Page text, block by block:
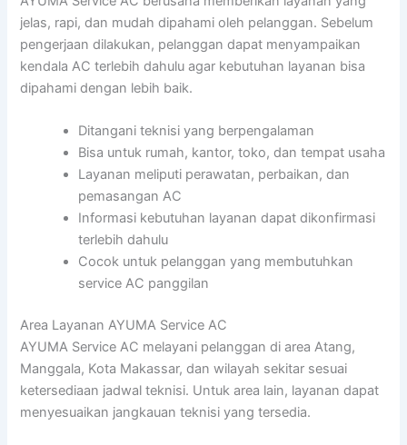
jelas, rapi, dan mudah dipahami oleh pelanggan. Sebelum
pengerjaan dilakukan, pelanggan dapat menyampaikan
kendala AC terlebih dahulu agar kebutuhan layanan bisa
dipahami dengan lebih baik.
Ditangani teknisi yang berpengalaman
Bisa untuk rumah, kantor, toko, dan tempat usaha
Layanan meliputi perawatan, perbaikan, dan
pemasangan AC
Informasi kebutuhan layanan dapat dikonfirmasi
terlebih dahulu
Cocok untuk pelanggan yang membutuhkan
service AC panggilan
Area Layanan AYUMA Service AC
AYUMA Service AC melayani pelanggan di area Atang,
Manggala, Kota Makassar, dan wilayah sekitar sesuai
ketersediaan jadwal teknisi. Untuk area lain, layanan dapat
menyesuaikan jangkauan teknisi yang tersedia.